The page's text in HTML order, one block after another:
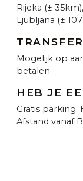
Rijeka (±
Ljubljana (±
TRANSFER
Mogelijk op
betalen.
HEB JE
Gratis parking.
Afstand vanaf